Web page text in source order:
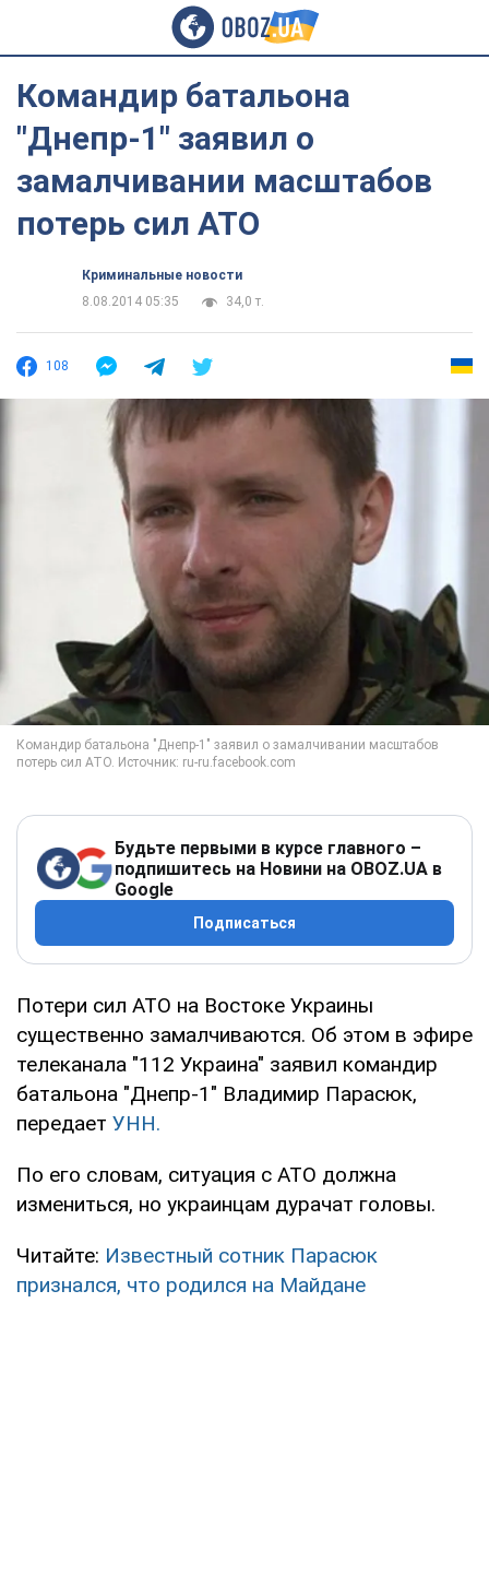
Командир батальона
"Днепр-1" заявил о
замалчивании масштабов
потерь сил АТО
Криминальные новости
8.08.2014 05:35
34,0 т.
108
Будьте первыми в курсе главного –
подпишитесь на Новини на OBOZ.UA в
Google
Подписаться
Потери сил АТО на Востоке Украины
существенно замалчиваются. Об этом в эфире
телеканала "112 Украина" заявил командир
батальона "Днепр-1″ Владимир Парасюк,
передает УНН.
По его словам, ситуация с АТО должна
измениться, но украинцам дурачат головы.
Читайте: Известный сотник Парасюк
признался, что родился на Майдане